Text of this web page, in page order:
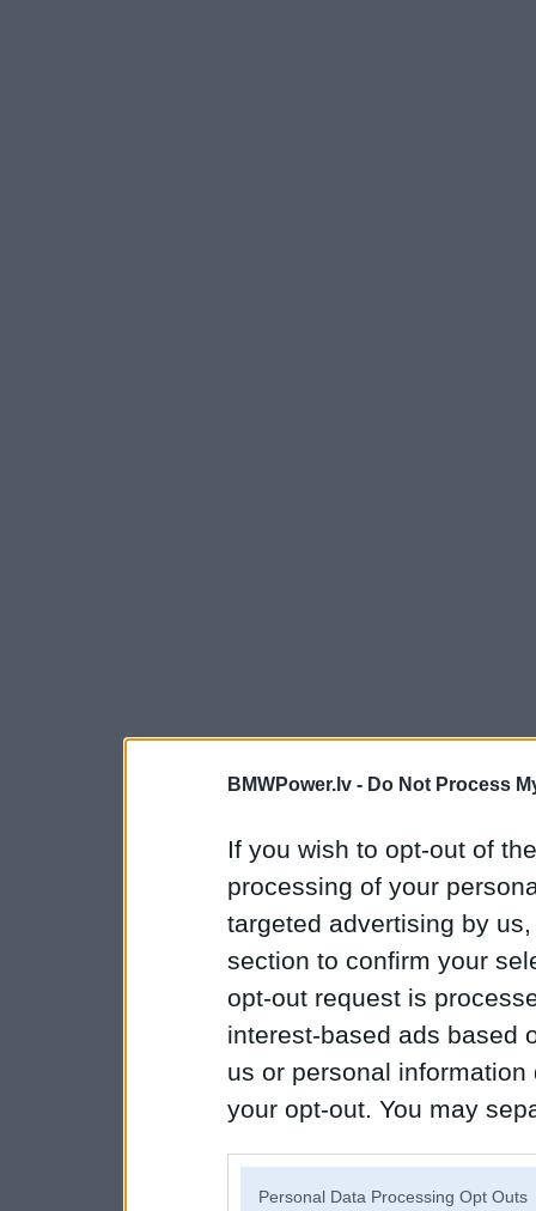
BMWPower.lv - Do Not Process
If you wish to opt-out of
processing of your
targeted advertising by
section to confirm your
opt-out request is
interest-based ads based
us or personal
your opt-out. You may
Personal Data Processing Opt Outs